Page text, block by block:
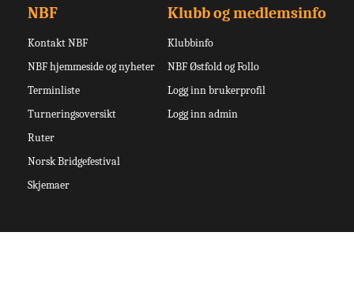
NBF
Kontakt NBF
NBF hjemmeside og nyheter
Terminliste
Turneringsoversikt
Ruter
Norsk Bridgefestival
Skjemaer
Klubb og medlemsinfo
Klubbinfo
NBF Østfold og Follo
Logg inn brukerprofil
Logg inn admin